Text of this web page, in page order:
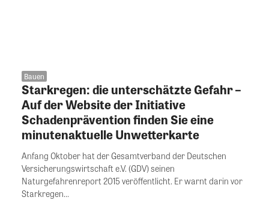
Bauen
Starkregen: die unterschätzte Gefahr –
Auf der Website der Initiative
Schadenprävention finden Sie eine
minutenaktuelle Unwetterkarte
Anfang Oktober hat der Gesamtverband der Deutschen
Versicherungswirtschaft e.V. (GDV) seinen
Naturgefahrenreport 2015 veröffentlicht. Er warnt darin vor
Starkregen...